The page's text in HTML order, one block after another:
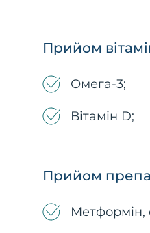
Прийом
Омега-3;
Вітамін D;
Прийом
Метформін,